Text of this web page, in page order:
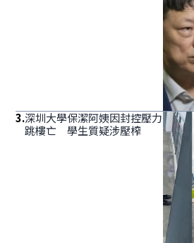
3.深圳大學保潔阿姨因封控壓力
跳樓亡 學生質疑涉壓榨